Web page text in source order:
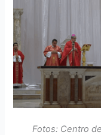
Fotos: Centro